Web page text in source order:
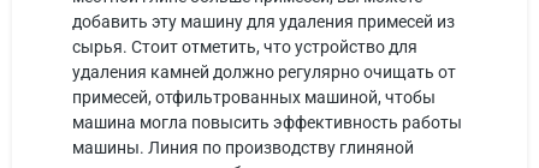
добавить эту машину для удаления примесей из
сырья. Стоит отметить, что устройство для
удаления камней должно регулярно очищать от
примесей, отфильтрованных машиной, чтобы
машина могла повысить эффективность работы
машины. Линия по производству глиняной